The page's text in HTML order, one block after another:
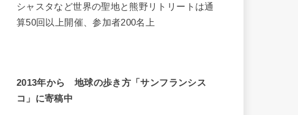
シャスタなど世界の聖地と熊野リトリートは通
算50回以上開催、参加者200名上
2013年から 地球の歩き方「サンフランシス
コ」に寄稿中